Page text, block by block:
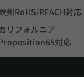
州RoHS/REACH対応
カリフォルニア
対応